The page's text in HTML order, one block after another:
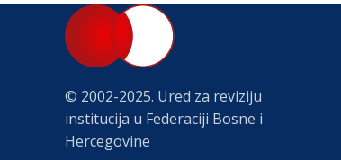
© 2002-2025. Ured za reviziju
institucija u Federaciji Bosne i
Hercegovine